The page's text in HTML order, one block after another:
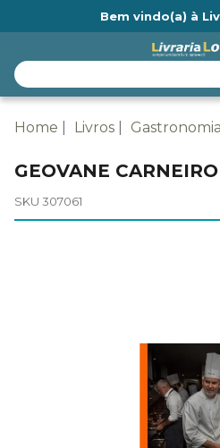
Bem vindo(a) à
Home Livros Gastronomia
GEOVANE CARNEIRO
SKU 307061